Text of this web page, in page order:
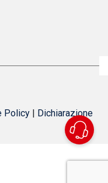
Policy | Dichiarazione